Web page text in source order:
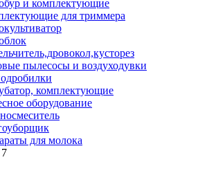
и комплектующие
для триммера
пылесосы и воздуходувки
комплектующие
оборудование
для молока